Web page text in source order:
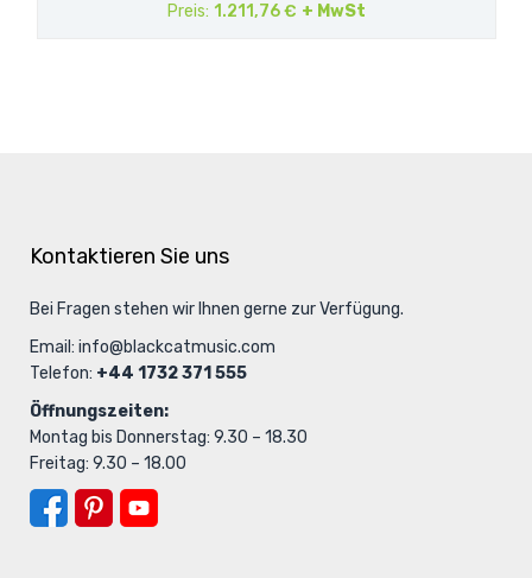
Preis 1.211,76 € + MwSt
Kontaktieren Sie uns
Bei Fragen stehen wir Ihnen gerne zur Verfügung.
Email: info@blackcatmusic.com
Telefon: +44 1732 371 555
Öffnungszeiten:
Montag bis Donnerstag: 9.30 – 18.30
Freitag: 9.30 – 18.00